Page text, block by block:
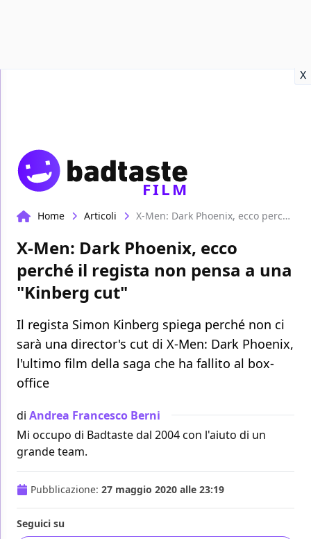
X
FILM
Home Articoli X-Men: Dark Phoenix, ecco perché il regista non pensa a una "Kinberg cut"
X-Men: Dark Phoenix, ecco
perché il regista non pensa a una
"Kinberg cut"
Il regista Simon Kinberg spiega perché non ci
sarà una director's cut di X-Men: Dark Phoenix,
l'ultimo film della saga che ha fallito al box-
office
di Andrea Francesco Berni
Mi occupo di Badtaste dal 2004 con l'aiuto di un
grande team.
Pubblicazione: 27 maggio 2020 alle 23:19
Seguici su